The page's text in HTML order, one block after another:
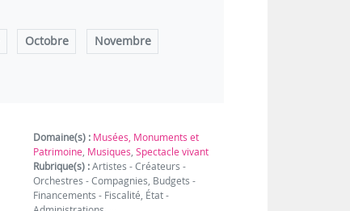
Octobre Novembre
Domaine(s) : Musées, Monuments et
Patrimoine, Musiques,Spectacle vivant
Rubrique(s) :Artistes - Créateurs -
Orchestres - Compagnies, Budgets -
Financements - Fiscalité, État -